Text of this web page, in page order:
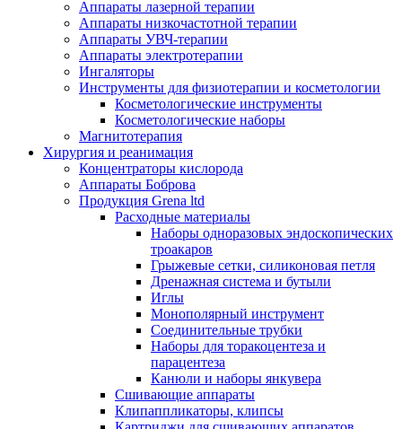
Аппараты лазерной терапии
Аппараты низкочастотной терапии
Аппараты УВЧ-терапии
Аппараты электротерапии
Ингаляторы
Инструменты для физиотерапии и косметологии
Косметологические инструменты
Косметологические наборы
Магнитотерапия
Хирургия и реанимация
Концентраторы кислорода
Аппараты Боброва
Продукция Grena ltd
Расходные материалы
Наборы одноразовых эндоскопических
троакаров
Грыжевые сетки, силиконовая петля
Дренажная система и бутыли
Иглы
Монополярный инструмент
Соединительные трубки
Наборы для торакоцентеза и
парацентеза
Канюли и наборы янкувера
Сшивающие аппараты
Клипаппликаторы, клипсы